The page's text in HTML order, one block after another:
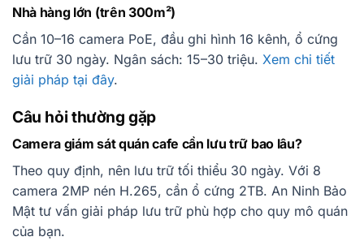
Nhà hàng lớn (trên 300m²)
Cần 10–16 camera PoE, đầu ghi hình 16 kênh, ổ cứng
lưu trữ 30 ngày. Ngân sách: 15–30 triệu. Xem chi tiết
giải pháp tại đây.
Câu hỏi thường gặp
Camera giám sát quán cafe cần lưu trữ bao lâu?
Theo quy định, nên lưu trữ tối thiểu 30 ngày. Với 8
camera 2MP nén H.265, cần ổ cứng 2TB. An Ninh Bảo
Mật tư vấn giải pháp lưu trữ phù hợp cho quy mô quán
của bạn.